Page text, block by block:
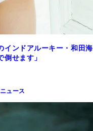
ンドアルーキー・和田海
せます」
ュース